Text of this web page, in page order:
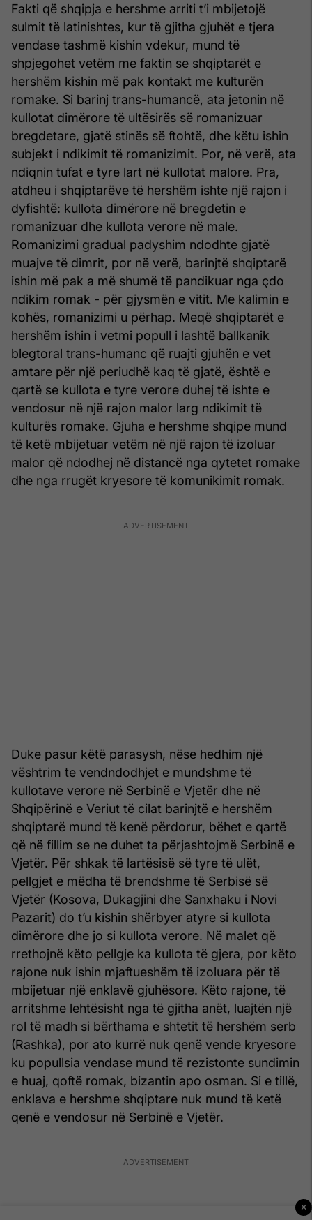
Fakti që shqipja e hershme arriti t’i mbijetojë
sulmit të latinishtes, kur të gjitha gjuhët e tjera
vendase tashmë kishin vdekur, mund të
shpjegohet vetëm me faktin se shqiptarët e
hershëm kishin më pak kontakt me kulturën
romake. Si barinj trans-humancë, ata jetonin në
kullotat dimërore të ultësirës së romanizuar
bregdetare, gjatë stinës së ftohtë, dhe këtu ishin
subjekt i ndikimit të romanizimit. Por, në verë, ata
ndiqnin tufat e tyre lart në kullotat malore. Pra,
atdheu i shqiptarëve të hershëm ishte një rajon i
dyfishtë: kullota dimërore në bregdetin e
romanizuar dhe kullota verore në male.
Romanizimi gradual padyshim ndodhte gjatë
muajve të dimrit, por në verë, barinjtë shqiptarë
ishin më pak a më shumë të pandikuar nga çdo
ndikim romak - për gjysmën e vitit. Me kalimin e
kohës, romanizimi u përhap. Meqë shqiptarët e
hershëm ishin i vetmi popull i lashtë ballkanik
blegtoral trans-humanc që ruajti gjuhën e vet
amtare për një periudhë kaq të gjatë, është e
qartë se kullota e tyre verore duhej të ishte e
vendosur në një rajon malor larg ndikimit të
kulturës romake. Gjuha e hershme shqipe mund
të ketë mbijetuar vetëm në një rajon të izoluar
malor që ndodhej në distancë nga qytetet romake
dhe nga rrugët kryesore të komunikimit romak.
Duke pasur këtë parasysh, nëse hedhim një
vështrim te vendndodhjet e mundshme të
kullotave verore në Serbinë e Vjetër dhe në
Shqipërinë e Veriut të cilat barinjtë e hershëm
shqiptarë mund të kenë përdorur, bëhet e qartë
që në fillim se ne duhet ta përjashtojmë Serbinë e
Vjetër. Për shkak të lartësisë së tyre të ulët,
pellgjet e mëdha të brendshme të Serbisë së
Vjetër (Kosova, Dukagjini dhe Sanxhaku i Novi
Pazarit) do t’u kishin shërbyer atyre si kullota
dimërore dhe jo si kullota verore. Në malet që
rrethojnë këto pellgje ka kullota të gjera, por këto
rajone nuk ishin mjaftueshëm të izoluara për të
mbijetuar një enklavë gjuhësore. Këto rajone, të
arritshme lehtësisht nga të gjitha anët, luajtën një
rol të madh si bërthama e shtetit të hershëm serb
(Rashka), por ato kurrë nuk qenë vende kryesore
ku popullsia vendase mund të rezistonte sundimin
e huaj, qoftë romak, bizantin apo osman. Si e tillë,
enklava e hershme shqiptare nuk mund të ketë
qenë e vendosur në Serbinë e Vjetër.
×